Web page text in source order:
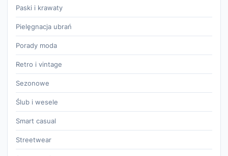
Paski i krawaty
Pielęgnacja ubrań
Porady moda
Retro i vintage
Sezonowe
Ślub i wesele
Smart casual
Streetwear